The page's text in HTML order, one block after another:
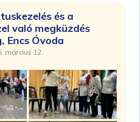
és a
való megküzdés
Encs Óvoda
március 12.